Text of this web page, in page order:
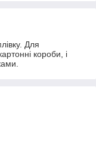
Для
короби, і